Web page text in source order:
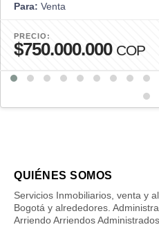
Para: Venta
PRECIO:
$750.000.000 COP
QUIÉNES SOMOS
Servicios Inmobiliarios, venta y
Bogotá y alrededores.
Arriendo Arriendos Administrados